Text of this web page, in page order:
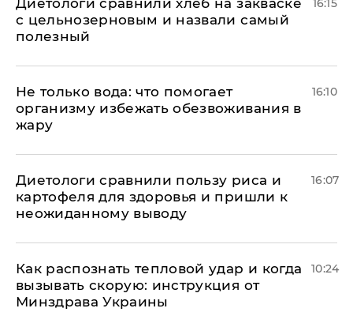
Диетологи сравнили хлеб на закваске
с цельнозерновым и назвали самый
полезный
16:15
Не только вода: что помогает
организму избежать обезвоживания в
жару
16:10
Диетологи сравнили пользу риса и
картофеля для здоровья и пришли к
неожиданному выводу
16:07
Как распознать тепловой удар и когда
вызывать скорую: инструкция от
Минздрава Украины
10:24